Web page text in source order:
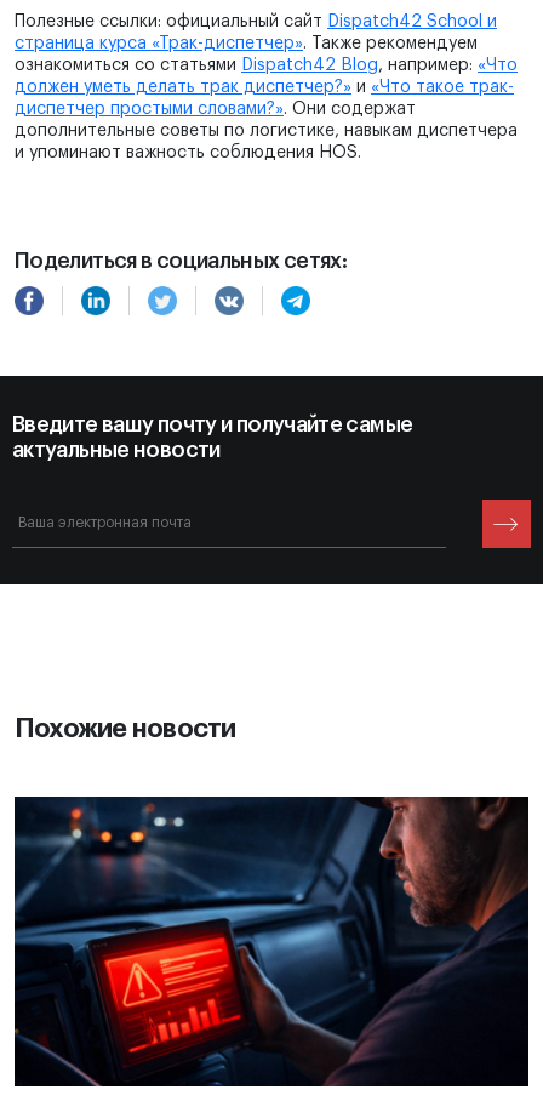
Полезные ссылки: официальный сайт Dispatch42 School и
страница курса «Трак-диспетчер». Также рекомендуем
ознакомиться со статьями Dispatch42 Blog, например: «Что
должен уметь делать трак диспетчер?» и «Что такое трак-
диспетчер простыми словами?». Они содержат
дополнительные советы по логистике, навыкам диспетчера
и упоминают важность соблюдения HOS.
Поделиться в социальных сетях:
Введите вашу почту и получайте самые
актуальные новости
Похожие новости